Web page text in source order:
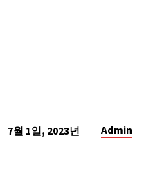
7월 1일, 2023년 Admin